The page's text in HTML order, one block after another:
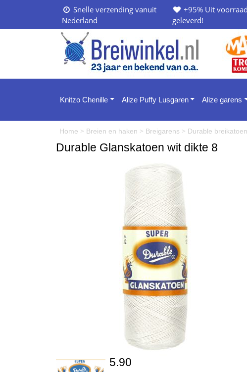
Snelle verzending vanuit
Nederland
+95% Uit voorraad
geleverd!
Knitzo Chenille Alize Puffy Lusgaren Alize garens
Home > Breien en haken > Breigarens > Durable
Durable Glanskatoen wit dikte 8
5.90